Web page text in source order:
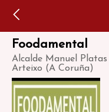
Foodamental
Alcalde Manuel Platas
Arteixo (A Coruña)
authorized to show the
ID 546ddaab-b478-
the domain group in the
the domain.